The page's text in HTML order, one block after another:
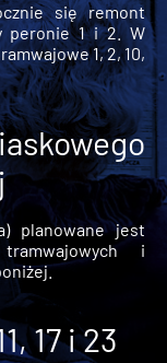
się remont
peronie 1 i 2. W
1, 2, 10,
planowane jest
i
17 i 23